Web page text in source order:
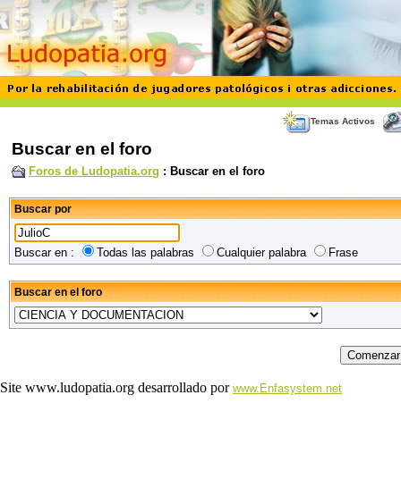
Temas Activos
Buscar en el foro
Foros de Ludopatia.org : Buscar en el foro
Buscar por
Buscar en : Todas las palabras Cualquier palabra Frase
Buscar en el foro
Site www.ludopatia.org desarrollado por www.Enfasystem.net